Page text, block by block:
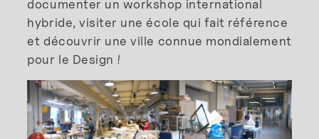
documenter un workshop international
hybride, visiter une école qui fait référence
et découvrir une ville connue mondialement
pour le Design !